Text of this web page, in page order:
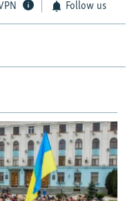
Follow us